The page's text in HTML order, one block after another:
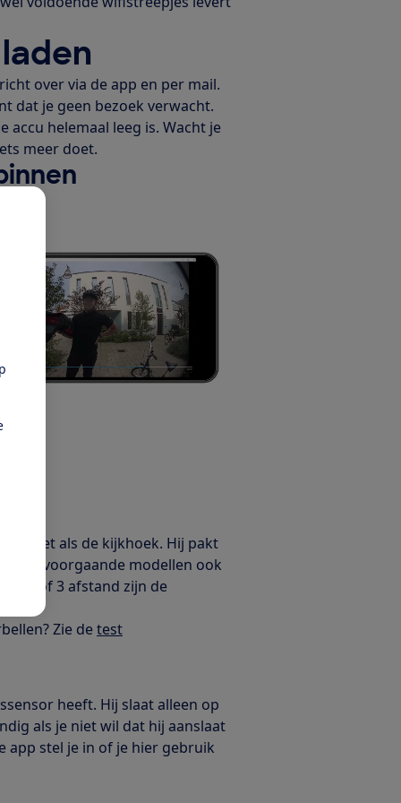
over via de app en per mail.
dat je geen bezoek verwacht.
helemaal leeg is. Wacht je
meer doet.
net als de kijkhoek. Hij pakt
de voorgaande modellen ook
of 3 afstand zijn de
Zie detest
heeft. Hij slaat alleen op
als je niet wil dat hij aanslaat
app stel je in of je hier gebruik